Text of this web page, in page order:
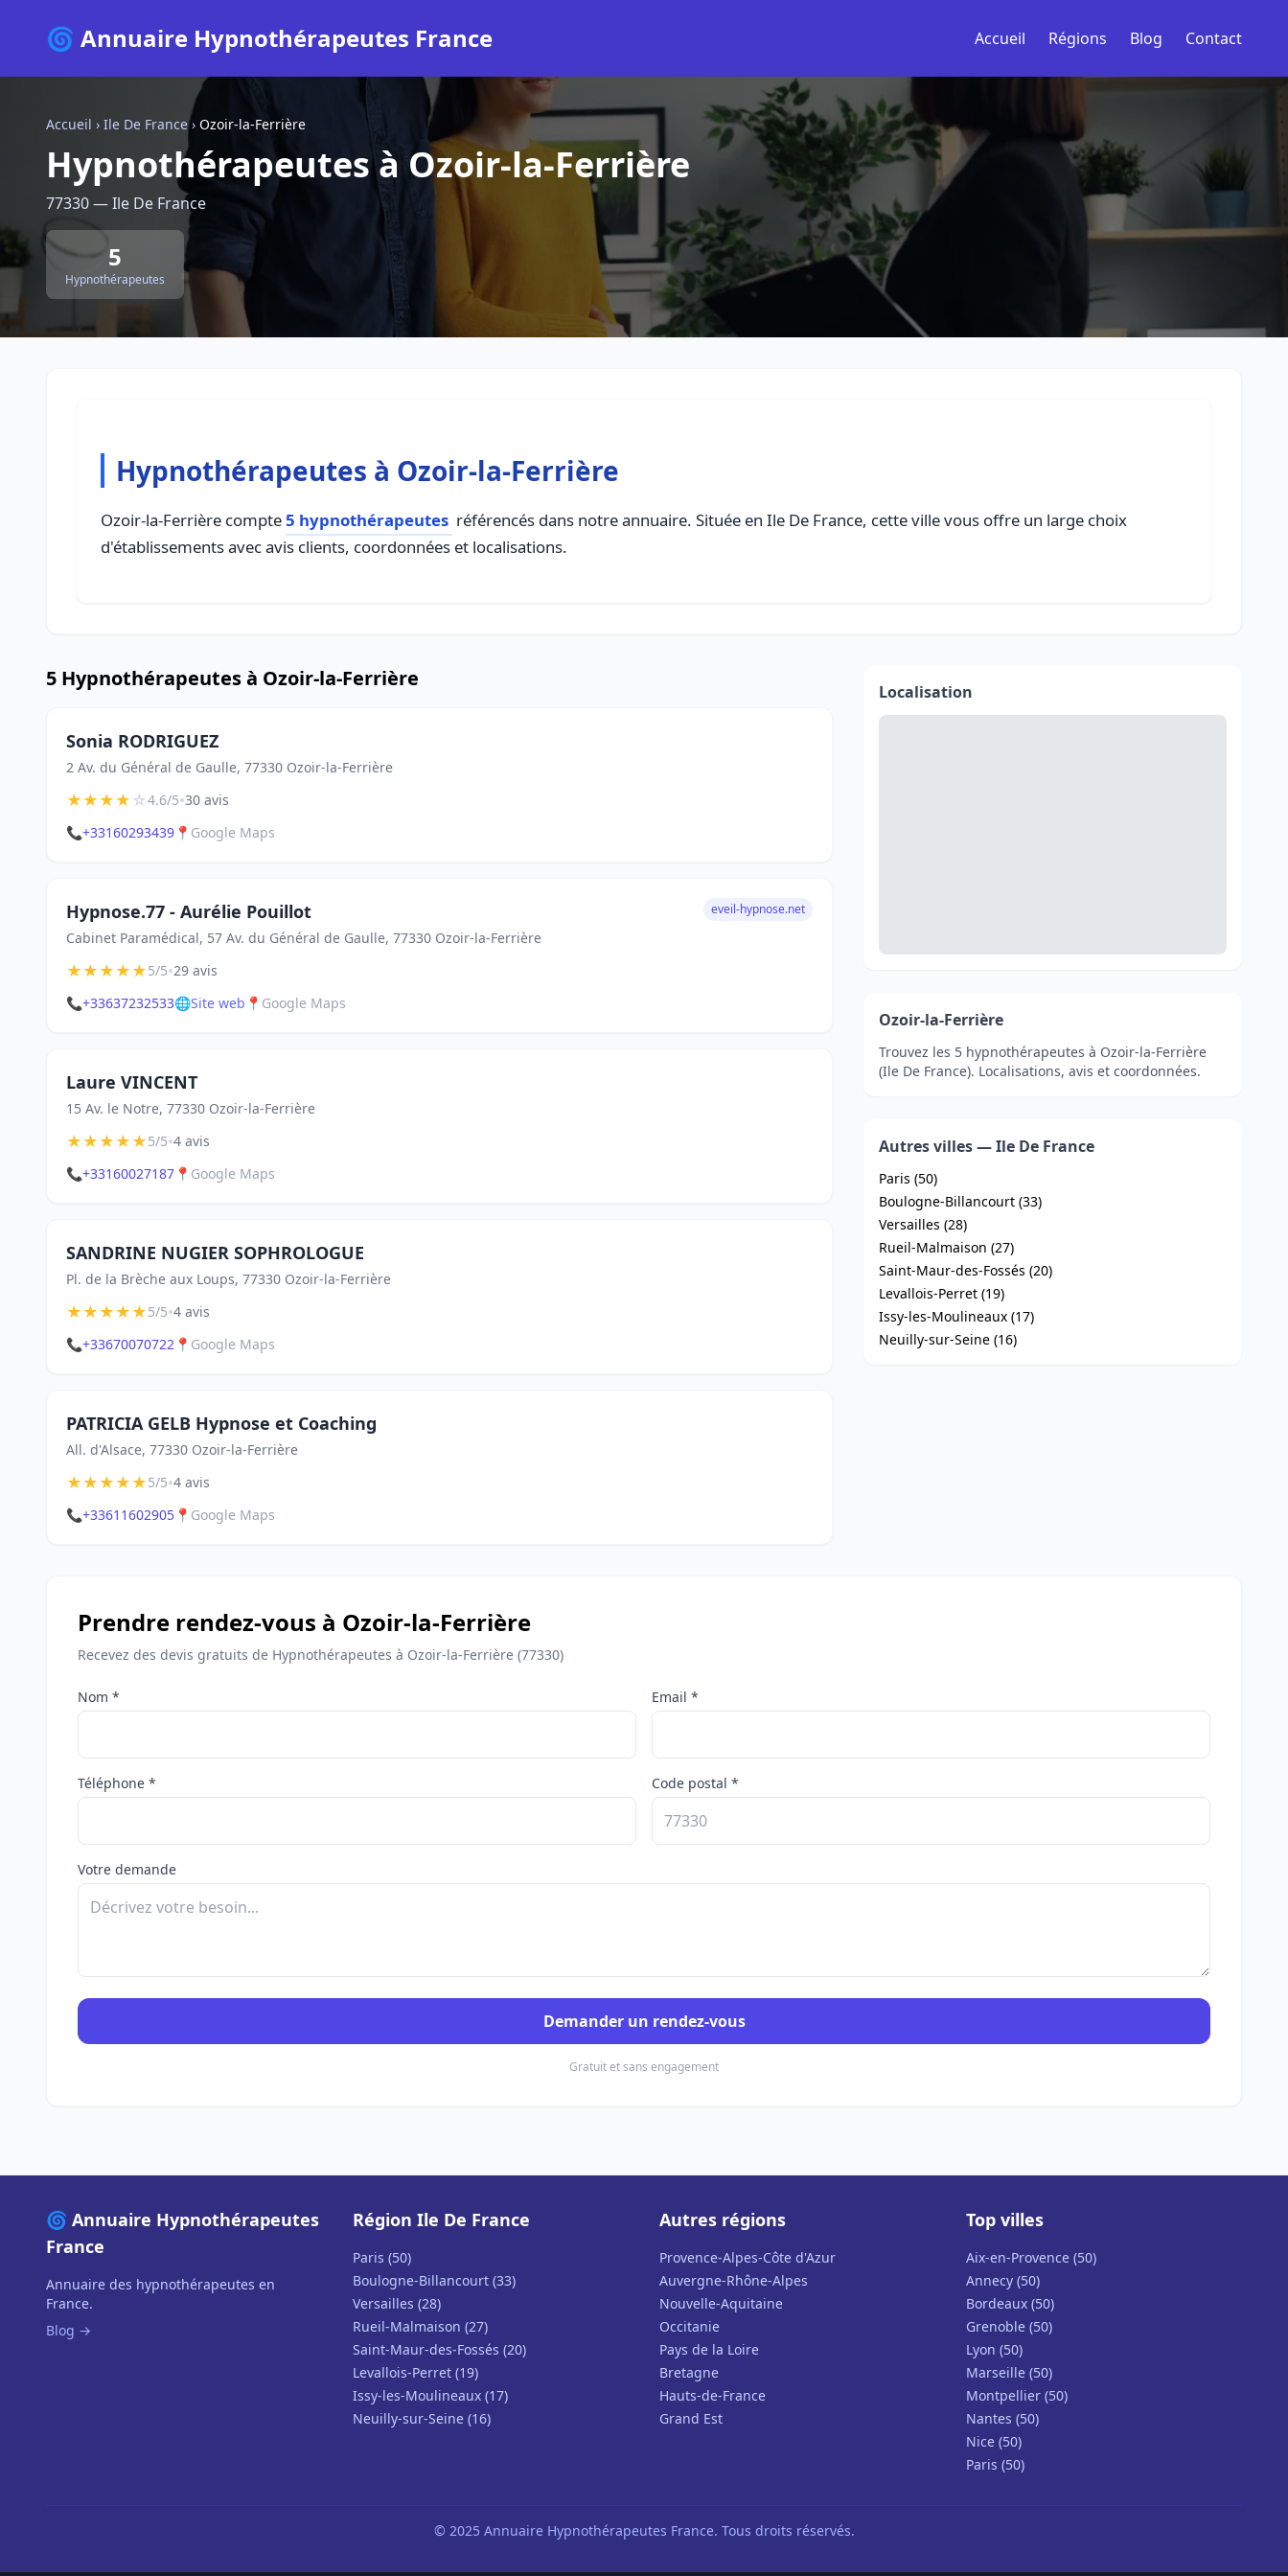
🌀 Annuaire Hypnothérapeutes France Accueil Régions Blog Contact
Accueil › Ile De France› Ozoir-la-Ferrière
Hypnothérapeutes à Ozoir-la-Ferrière
77330 — Ile De France
5
Hypnothérapeutes
Hypnothérapeutes à Ozoir-la-Ferrière
Ozoir-la-Ferrière compte5 hypnothérapeutes référencés dans notre annuaire. Située en Ile De France, cette ville vous offre un large choix
d'établissements avec avis clients, coordonnées et localisations.
5 Hypnothérapeutes à Ozoir-la-Ferrière
Sonia RODRIGUEZ
2 Av. du Général de Gaulle, 77330 Ozoir-la-Ferrière
★★★★☆4.6/5•30 avis
📞+33160293439 📍 Google Maps
Hypnose.77 - Aurélie Pouillot
Cabinet Paramédical, 57 Av. du Général de Gaulle, 77330 Ozoir-la-Ferrière
eveil-hypnose.net
★★★★★5/5•29 avis
📞+33637232533🌐Site web 📍 Google Maps
Laure VINCENT
15 Av. le Notre, 77330 Ozoir-la-Ferrière
★★★★★5/5•4 avis
📞+33160027187 📍 Google Maps
SANDRINE NUGIER SOPHROLOGUE
Pl. de la Brèche aux Loups, 77330 Ozoir-la-Ferrière
★★★★★5/5•4 avis
📞+33670070722 📍 Google Maps
PATRICIA GELB Hypnose et Coaching
All. d'Alsace, 77330 Ozoir-la-Ferrière
★★★★★5/5•4 avis
📞+33611602905 📍 Google Maps
Localisation
Ozoir-la-Ferrière
Trouvez les 5 hypnothérapeutes à Ozoir-la-Ferrière
(Ile De France). Localisations, avis et coordonnées.
Autres villes — Ile De France
Paris (50)
Boulogne-Billancourt (33)
Versailles (28)
Rueil-Malmaison (27)
Saint-Maur-des-Fossés (20)
Levallois-Perret (19)
Issy-les-Moulineaux (17)
Neuilly-sur-Seine (16)
Prendre rendez-vous à Ozoir-la-Ferrière
Recevez des devis gratuits de Hypnothérapeutes à Ozoir-la-Ferrière (77330)
Nom * Email *
Téléphone * Code postal *
Votre demande
Demander un rendez-vous
Gratuit et sans engagement
🌀 Annuaire Hypnothérapeutes
France
Annuaire des hypnothérapeutes en
France.
Blog →
Région Ile De France
Paris (50)
Boulogne-Billancourt (33)
Versailles (28)
Rueil-Malmaison (27)
Saint-Maur-des-Fossés (20)
Levallois-Perret (19)
Issy-les-Moulineaux (17)
Neuilly-sur-Seine (16)
Autres régions
Provence-Alpes-Côte d'Azur
Auvergne-Rhône-Alpes
Nouvelle-Aquitaine
Occitanie
Pays de la Loire
Bretagne
Hauts-de-France
Grand Est
Top villes
Aix-en-Provence (50)
Annecy (50)
Bordeaux (50)
Grenoble (50)
Lyon (50)
Marseille (50)
Montpellier (50)
Nantes (50)
Nice (50)
Paris (50)
© 2025 Annuaire Hypnothérapeutes France. Tous droits réservés.